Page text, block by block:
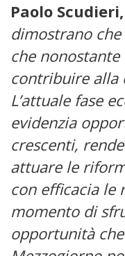
Paolo
dimostrano
che
contribuire alla
L’attuale fase
evidenzia
crescenti,
attuare le
con efficacia le
momento di
opportunità